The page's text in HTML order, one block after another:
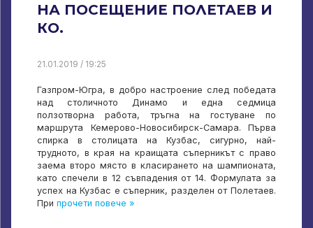
НА ПОСЕЩЕНИЕ ПОЛЕТАЕВ И
КО.
21.01.2019 / 19:25
Газпром-Югра, в добро настроение след победата
над столичното Динамо и една седмица
ползотворна работа, тръгна на гостуване по
маршрута Кемерово-Новосибирск-Самара. Първа
спирка в столицата на Кузбас, сигурно, най-
трудното, в края на краищата съперникът с право
заема второ място в класирането на шампионата,
като спечели в 12 съвпадения от 14. Формулата за
успех на Кузбас е съперник, разделен от Полетаев.
При прочети повече »